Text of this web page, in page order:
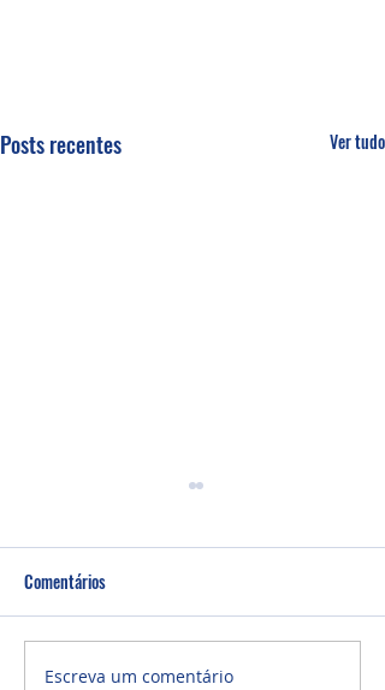
Posts recentes Ver tudo
Comentários
Escreva um comentário